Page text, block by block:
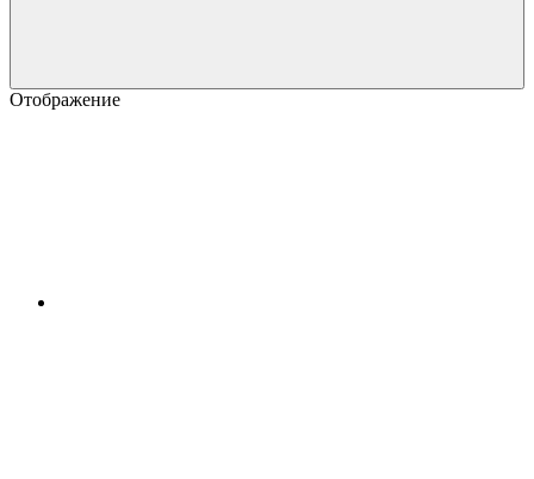
Отображение